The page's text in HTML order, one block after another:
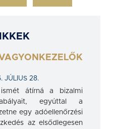
JÚLIUS 28.
átírná a bizalmi
egyúttal a
egy adóellenőrzési
az elsődlegesen